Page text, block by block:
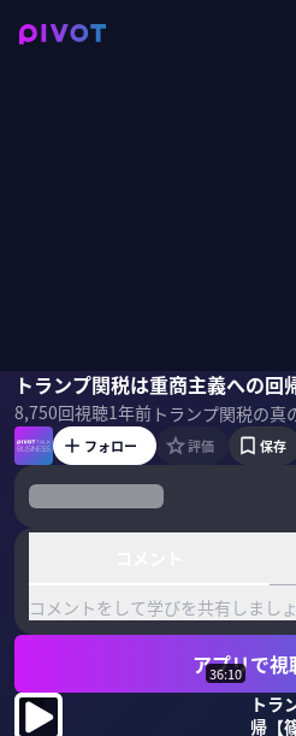
トランプ関税は重商主義への回
8,750回視聴1年前
山田真哉篠田尚子
フォロー 評価 保存
コメントをして学びを共有しまし
アプリで視
36:10
トラ
帰【